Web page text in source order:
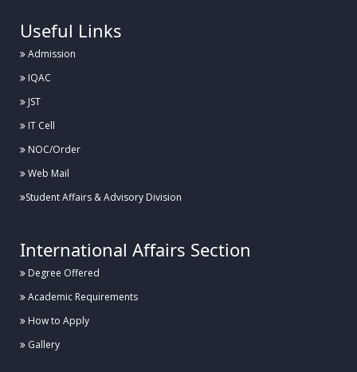
Useful Links
Admission
IQAC
JST
IT Cell
NOC/Order
Web Mail
Student Affairs & Advisory Division
International Affairs Section
Degree Offered
Academic Requirements
How to Apply
Gallery